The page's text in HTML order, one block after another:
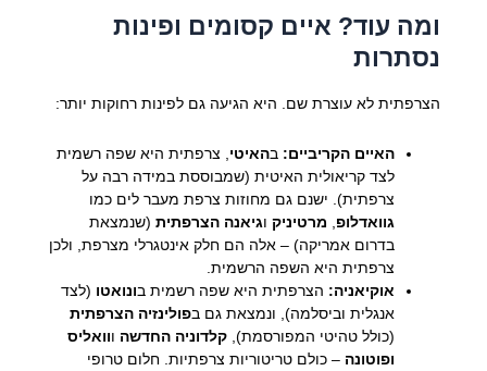
ומה עוד? איים קסומים ופינות
נסתרות
הצרפתית לא עוצרת שם. היא הגיעה גם לפינות רחוקות יותר:
האיים הקריביים: בהאיטי , צרפתית היא שפה רשמית
לצד קריאולית האיטית (שמבוססת במידה רבה על
צרפתית). ישנם גם מחוזות צרפת מעבר לים כמו
גוואדלופ
מרטיניקוגיאנה הצרפתית(שנמצאת
בדרום אמריקה) – אלה הם חלק אינטגרלי מצרפת, ולכן
צרפתית היא השפה הרשמית.
אוקיאניה: הצרפתית היא שפה רשמית בונואטו (לצד
אנגלית וביסלמה), ונמצאת גם בפולינזיה הצרפתית
(כולל טהיטי המפורסמת), קלדוניה החדשה ווואליס
ופוטונה – כולם טריטוריות צרפתיות. חלום טרופי